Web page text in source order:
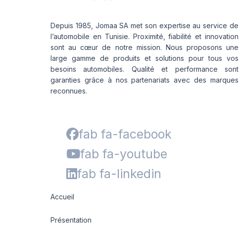
Depuis 1985, Jomaa SA met son expertise au service de
l’automobile en Tunisie. Proximité, fiabilité et innovation
sont au cœur de notre mission. Nous proposons une
large gamme de produits et solutions pour tous vos
besoins automobiles. Qualité et performance sont
garanties grâce à nos partenariats avec des marques
reconnues.
fab fa-facebook
fab fa-youtube
fab fa-linkedin
Accueil
Présentation